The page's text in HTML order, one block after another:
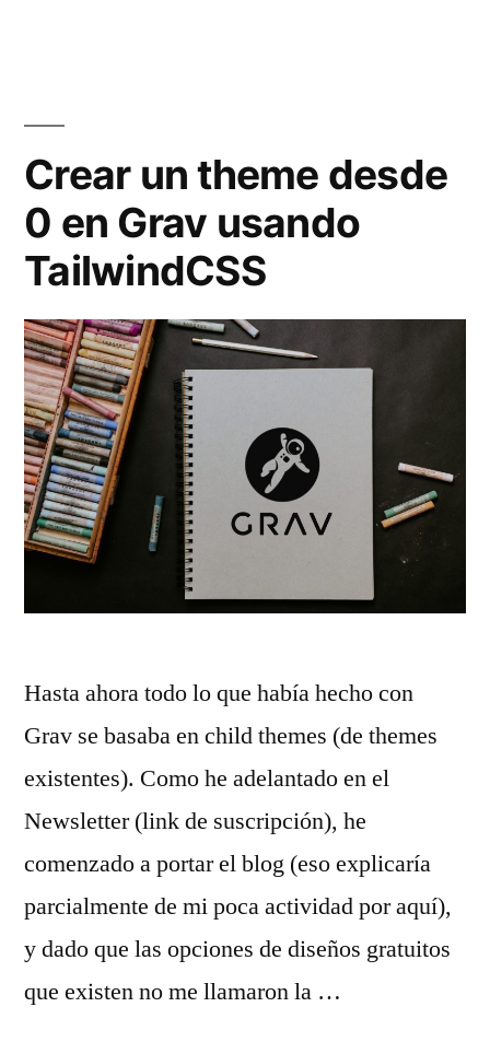
Crear un theme desde
0 en Grav usando
TailwindCSS
Hasta ahora todo lo que había hecho con
Grav se basaba en child themes (de themes
existentes). Como he adelantado en el
Newsletter (link de suscripción), he
comenzado a portar el blog (eso explicaría
parcialmente de mi poca actividad por aquí),
y dado que las opciones de diseños gratuitos
que existen no me llamaron la …